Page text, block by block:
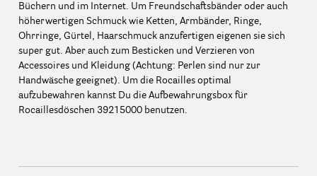
Büchern und im Internet. Um Freundschaftsbänder oder auch
höherwertigen Schmuck wie Ketten, Armbänder, Ringe,
Ohrringe, Gürtel, Haarschmuck anzufertigen eigenen sie sich
super gut. Aber auch zum Besticken und Verzieren von
Accessoires und Kleidung (Achtung: Perlen sind nur zur
Handwäsche geeignet). Um die Rocailles optimal
aufzubewahren kannst Du die Aufbewahrungsbox für
Rocaillesdöschen 39215000 benutzen.